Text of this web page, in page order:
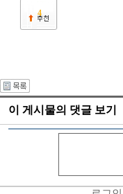
4
이 게시물의 댓글 보기